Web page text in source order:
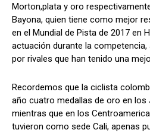
Morton,plata y oro
Bayona, quien tiene como mejor
en el Mundial de Pista de 2017 en
actuación durante la
por rivales que han tenido una
Recordemos que la ciclista
año cuatro medallas de oro en los
mientras que en los
tuvieron como sede Cali, apenas